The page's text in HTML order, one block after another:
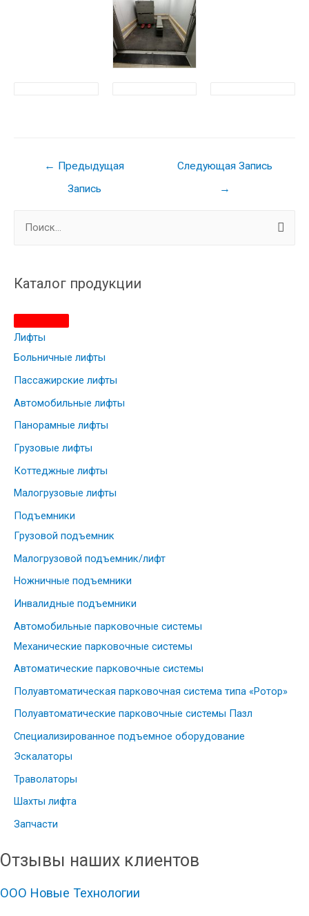
Навигация
← Предыдущая
Запись
Следующая Запись
→
т
:
Каталог продукции
Лифты
Больничные лифты
Пассажирские лифты
Автомобильные лифты
Панорамные лифты
Грузовые лифты
Коттеджные лифты
Малогрузовые лифты
Подъемники
Грузовой подъемник
Малогрузовой подъемник/лифт
Ножничные подъемники
Инвалидные подъемники
Автомобильные парковочные системы
Механические парковочные системы
Автоматические парковочные системы
Полуавтоматическая парковочная система типа «Ротор»
Полуавтоматические парковочные системы Пазл
Специализированное подъемное оборудование
Эскалаторы
Траволаторы
Шахты лифта
Запчасти
Отзывы наших клиентов
ООО Новые Технологии